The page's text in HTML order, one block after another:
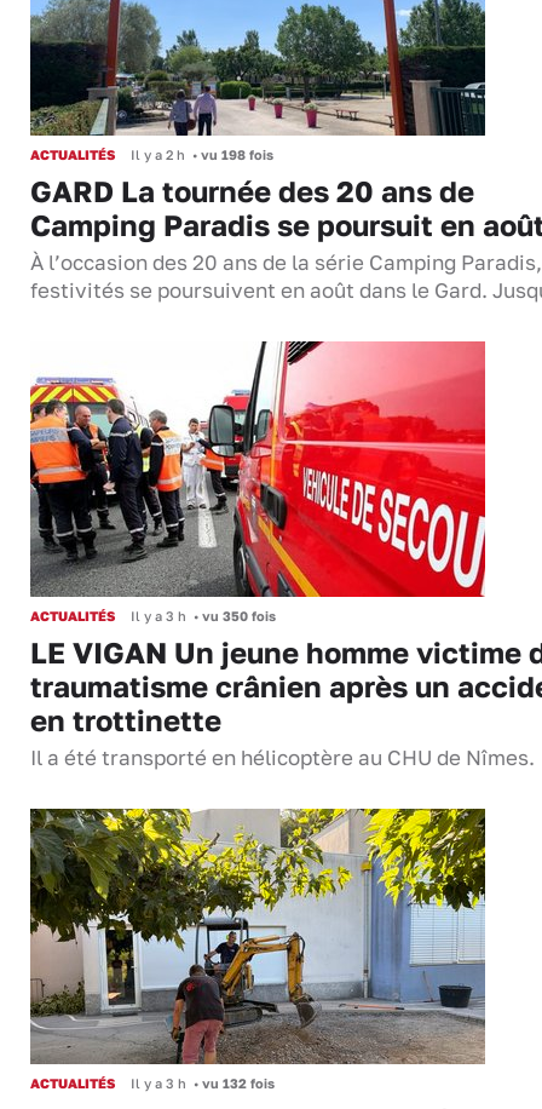
ACTUALITÉS Il y a 2 h • vu 198 fois
GARD La tournée des 20 ans de
Camping Paradis se poursuit en
À l’occasion des 20 ans de la série Camping
festivités se poursuivent en août dans le Gard.
ACTUALITÉS Il y a 3 h • vu 350 fois
LE VIGAN Un jeune homme victime
traumatisme crânien après un
en trottinette
Il a été transporté en hélicoptère au CHU de Nîmes.
ACTUALITÉS Il y a 3 h • vu 132 fois